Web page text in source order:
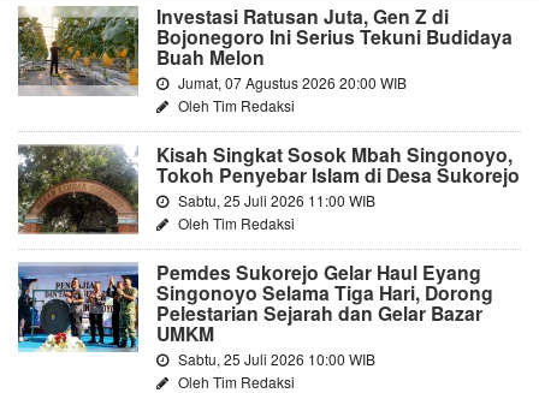
Investasi Ratusan Juta, Gen Z di
Bojonegoro Ini Serius Tekuni Budidaya
Buah Melon
Jumat, 07 Agustus 2026 20:00 WIB
Oleh Tim Redaksi
Kisah Singkat Sosok Mbah Singonoyo,
Tokoh Penyebar Islam di Desa Sukorejo
Sabtu, 25 Juli 2026 11:00 WIB
Oleh Tim Redaksi
Pemdes Sukorejo Gelar Haul Eyang
Singonoyo Selama Tiga Hari, Dorong
Pelestarian Sejarah dan Gelar Bazar
UMKM
Sabtu, 25 Juli 2026 10:00 WIB
Oleh Tim Redaksi